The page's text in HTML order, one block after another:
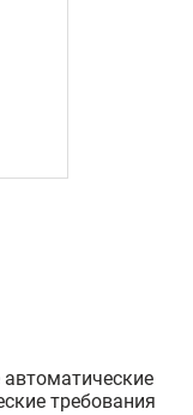
требования